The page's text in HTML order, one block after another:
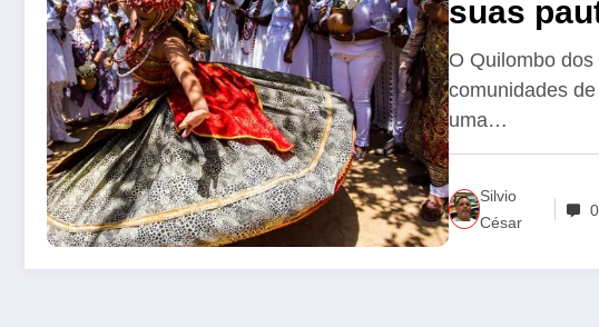
suas
O Quilombo
comunidades
uma…
Silvio
César